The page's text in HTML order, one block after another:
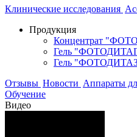
Клинические исследования
Продукция
Концентрат
Гель
Гель
Отзывы Новости Аппараты
Обучение
Видео